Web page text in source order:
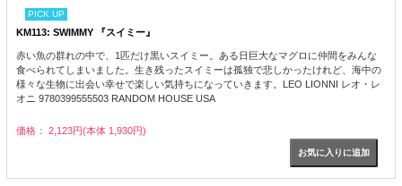
PICK UP
KM113: SWIMMY 『スイミー』
赤い魚の群れの中で、1匹だけ黒いスイミー。ある日巨大なマグロに仲間をみんな
食べられてしまいました。生き残ったスイミーは孤独で悲しかったけれど、海中の
様々な生物に出会い幸せで楽しい気持ちになっていきます。LEO LIONNI レオ・レ
オニ 9780399555503 RANDOM HOUSE USA
価格： 2,123円(本体 1,930円)